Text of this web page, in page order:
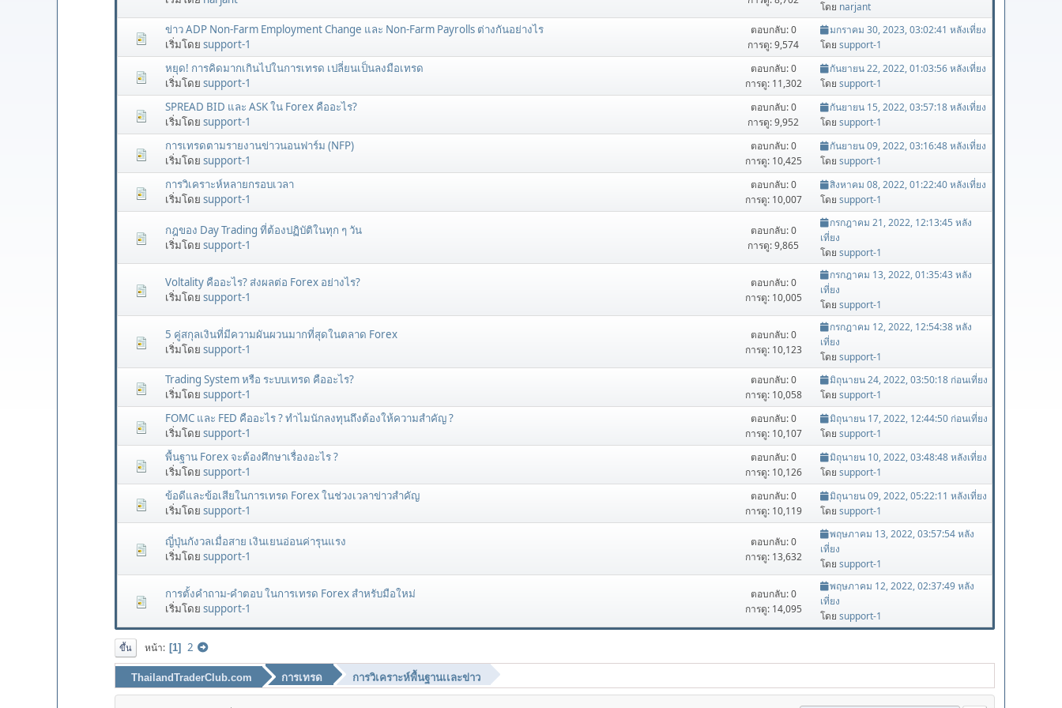
โดย narjant
ข่าว ADP Non-Farm Employment Change และ Non-Farm Payrolls ต่างกันอย่างไร
เริ่มโดย support-1
ตอบกลับ: 0
การดู: 9,574
มกราคม 30, 2023, 03:02:41 หลังเที่ยง
โดย support-1
หยุด! การคิดมากเกินไปในการเทรด เปลี่ยนเป็นลงมือเทรด
เริ่มโดย support-1
ตอบกลับ: 0
การดู: 11,302
กันยายน 22, 2022, 01:03:56 หลังเที่ยง
โดย support-1
SPREAD BID และ ASK ใน Forex คืออะไร?
เริ่มโดย support-1
ตอบกลับ: 0
การดู: 9,952
กันยายน 15, 2022, 03:57:18 หลังเที่ยง
โดย support-1
การเทรดตามรายงานข่าวนอนฟาร์ม (NFP)
เริ่มโดย support-1
ตอบกลับ: 0
การดู: 10,425
กันยายน 09, 2022, 03:16:48 หลังเที่ยง
โดย support-1
การวิเคราะห์หลายกรอบเวลา
เริ่มโดย support-1
ตอบกลับ: 0
การดู: 10,007
สิงหาคม 08, 2022, 01:22:40 หลังเที่ยง
โดย support-1
กฎของ Day Trading ที่ต้องปฏิบัติในทุก ๆ วัน
เริ่มโดย support-1
ตอบกลับ: 0
การดู: 9,865
กรกฎาคม 21, 2022, 12:13:45 หลัง
เที่ยง
โดย support-1
Voltality คืออะไร? ส่งผลต่อ Forex อย่างไร?
เริ่มโดย support-1
ตอบกลับ: 0
การดู: 10,005
กรกฎาคม 13, 2022, 01:35:43 หลัง
เที่ยง
โดย support-1
5 คู่สกุลเงินที่มีความผันผวนมากที่สุดในตลาด Forex
เริ่มโดย support-1
ตอบกลับ: 0
การดู: 10,123
กรกฎาคม 12, 2022, 12:54:38 หลัง
เที่ยง
โดย support-1
Trading System หรือ ระบบเทรด คืออะไร?
เริ่มโดย support-1
ตอบกลับ: 0
การดู: 10,058
มิถุนายน 24, 2022, 03:50:18 ก่อนเที่ยง
โดย support-1
FOMC และ FED คืออะไร ? ทำไมนักลงทุนถึงต้องให้ความสำคัญ ?
เริ่มโดย support-1
ตอบกลับ: 0
การดู: 10,107
มิถุนายน 17, 2022, 12:44:50 ก่อนเที่ยง
โดย support-1
พื้นฐาน Forex จะต้องศึกษาเรื่องอะไร ?
เริ่มโดย support-1
ตอบกลับ: 0
การดู: 10,126
มิถุนายน 10, 2022, 03:48:48 หลังเที่ยง
โดย support-1
ข้อดีและข้อเสียในการเทรด Forex ในช่วงเวลาข่าวสำคัญ
เริ่มโดย support-1
ตอบกลับ: 0
การดู: 10,119
มิถุนายน 09, 2022, 05:22:11 หลังเที่ยง
โดย support-1
ญี่ปุ่นกังวลเมื่อสาย เงินเยนอ่อนค่ารุนแรง
เริ่มโดย support-1
ตอบกลับ: 0
การดู: 13,632
พฤษภาคม 13, 2022, 03:57:54 หลัง
เที่ยง
โดย support-1
การตั้งคําถาม-คําตอบ ในการเทรด Forex สําหรับมือใหม่
เริ่มโดย support-1
ตอบกลับ: 0
การดู: 14,095
พฤษภาคม 12, 2022, 02:37:49 หลัง
เที่ยง
โดย support-1
ขึ้น หน้า 1 2
ThailandTraderClub.com การเทรด การวิเคราะห์พื้นฐานเเละข่าว